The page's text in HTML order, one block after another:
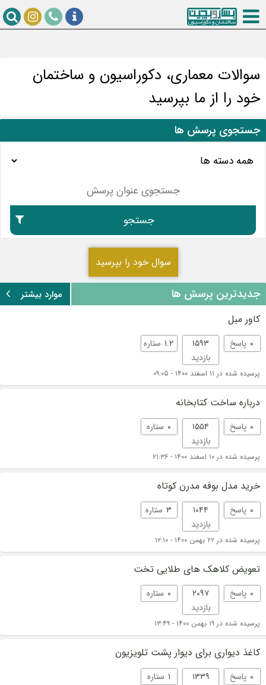
سوالات معماری، دکوراسیون و ساختمان
خود را از ما بپرسید
جستجوی پرسش ها
جستجو
سوال خود را بپرسید
جدیدترین پرسش ها موارد بیشتر
کاور مبل
پاسخ
۱۵۹۳
بازدید
۱.۲ ستاره
پرسیده شده در ۱۱ اسفند ۱۴۰۰ - ۰۹:۰۵
درباره ساخت کتابخانه
پاسخ
۱۵۵۴
بازدید
ستاره
پرسیده شده در ۱۰ اسفند ۱۴۰۰ - ۲۱:۳۶
خرید مدل بوفه مدرن کوتاه
پاسخ
۱۰۴۴
بازدید
ستاره
پرسیده شده در ۲۲ بهمن ۱۴۰۰ - ۱۲:۱۰
تعویض کلاهک های طلایی تخت
پاسخ
۲۰۹۷
بازدید
ستاره
پرسیده شده در ۱۹ بهمن ۱۴۰۰ - ۱۳:۴۹
کاغذ دیواری برای دیوار پشت تلویزیون
پاسخ
۱۳۳۹
ستاره